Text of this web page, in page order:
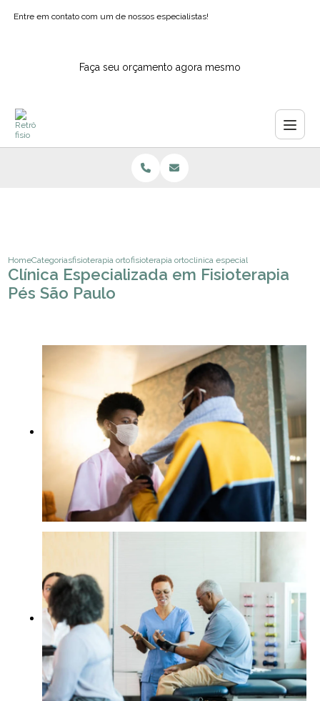
Entre em contato com um de nossos especialistas!
Faça seu orçamento agora mesmo
HomeCategoriasfisioterapia ortopedicafisioterapia ortopedia para criancas
clinica especializada em
Clínica Especializada em Fisioterapia
Pés São Paulo